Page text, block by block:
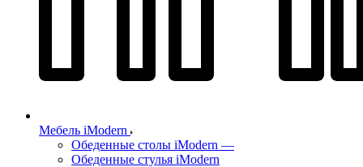
Мебель iModern
Обеденные столы iModern —
Обеденные стулья iModern